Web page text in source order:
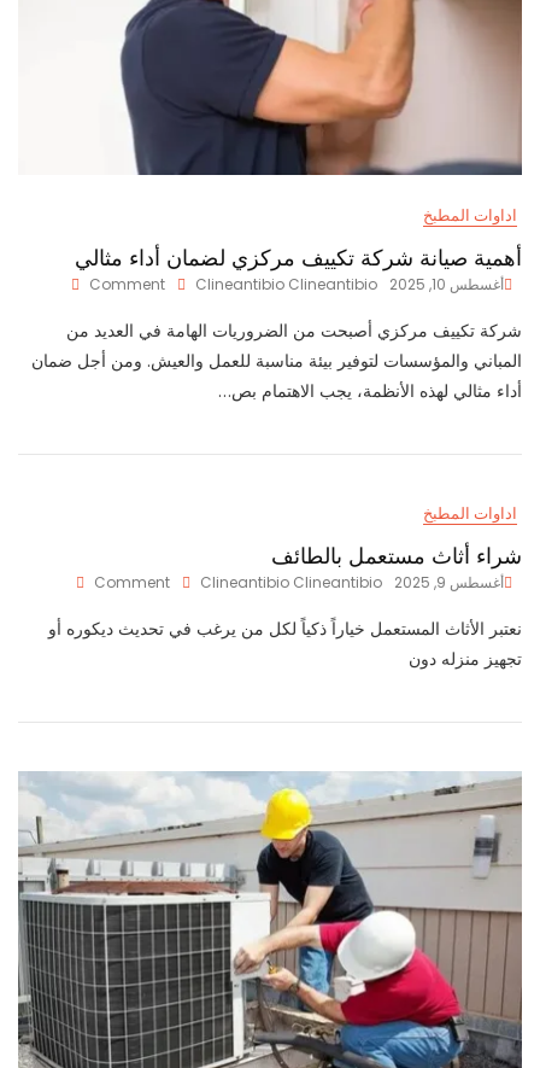
اداوات المطبخ
أهمية صيانة شركة تكييف مركزي لضمان أداء مثالي
أغسطس 10, 2025 Clineantibio Clineantibio
Comment
صيانة
شركة
تكييف
شركة تكييف مركزي أصبحت من الضروريات الهامة في العديد من
المباني والمؤسسات لتوفير بيئة مناسبة للعمل والعيش. ومن أجل ضمان
أداء مثالي لهذه الأنظمة، يجب الاهتمام بص…
اداوات المطبخ
شراء أثاث مستعمل بالطائف
أغسطس 9, 2025 Clineantibio Clineantibio
Comment
أثاث
نعتبر الأثاث المستعمل خياراً ذكياً لكل من يرغب في تحديث ديكوره أو
تجهيز منزله دون